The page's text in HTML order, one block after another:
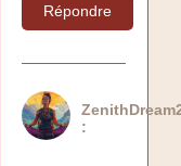
Répondre
: